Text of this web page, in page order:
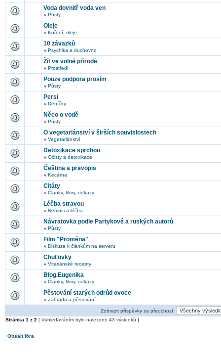
Voda dovnitř voda ven
v Půsty
Oleje
v Koření, oleje
10 závazků
v Psychika a duchovno
Žít ve volné přírodě
v Prostředí
Pouze podpora prosím
v Půsty
Persi
v Deníčky
Něco o vodě
v Půsty
O vegetariánství v širších souvislostech
v Vegetariánství
Detoxikace sprchou
v Očisty a detoxikace
Čeština a pravopis
v Kecárna
Citáty
v Články, filmy, odkazy
Léčba stravou
v Nemoci a léčba
Návratovka podle Partykové a ruských autorů
v Půsty
Film "Proměna"
v Diskuze k článkům na serveru
Chuťovky
v Vitariánské recepty
Blog.Eugenika
v Články, filmy, odkazy
Pěstování starých odrůd ovoce
v Zahrada a pěstování
Zobrazit příspěvky za předchozí:
Stránka 1 z 2 [ Vyhledáváním bylo nalezeno 43 výsledků ]
Obsah fóra